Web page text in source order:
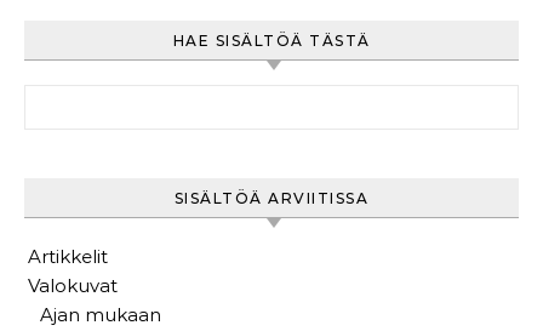
HAE SISÄLTÖÄ TÄSTÄ
SISÄLTÖÄ ARVIITISSA
Artikkelit
Valokuvat
Ajan mukaan